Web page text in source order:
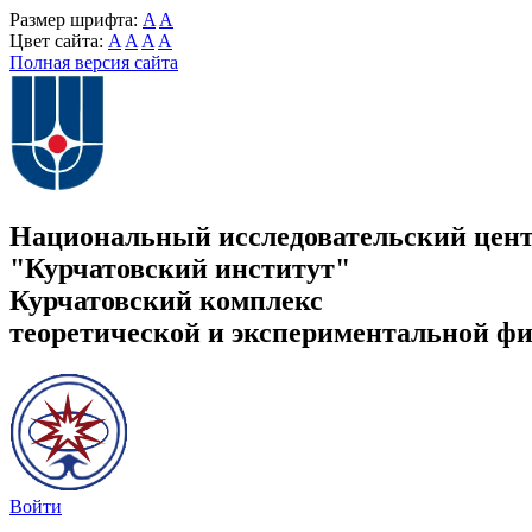
Размер шрифта: A A
Цвет сайта: A A A A
Полная версия сайта
Национальный исследовательский
"Курчатовский институт"
Курчатовский комплекс
теоретической и экспериментальной
Войти